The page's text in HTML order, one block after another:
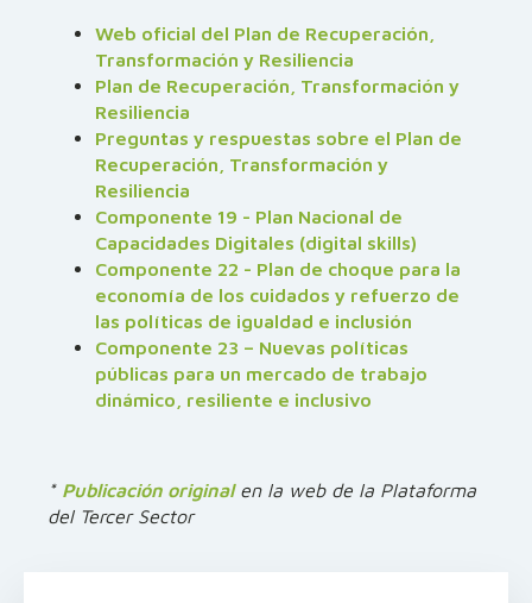
Web oficial del Plan de Recuperación,
Transformación y Resiliencia
Plan de Recuperación, Transformación y
Resiliencia
Preguntas y respuestas sobre el Plan de
Recuperación, Transformación y
Resiliencia
Componente 19 - Plan Nacional de
Capacidades Digitales (digital skills)
Componente 22 - Plan de choque para la
economía de los cuidados y refuerzo de
las políticas de igualdad e inclusión
Componente 23 – Nuevas políticas
públicas para un mercado de trabajo
dinámico, resiliente e inclusivo
* Publicación originalen la web de la Plataforma
del Tercer Sector